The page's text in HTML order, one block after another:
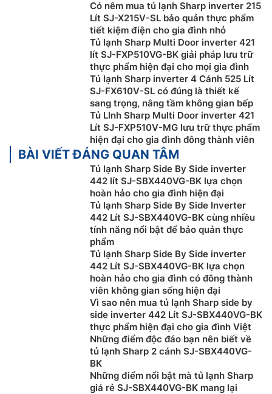
Làm lạnh nhanh Extra Cool
Ngăn làm lạnh nhanh Extra Cool là một loại ngăn riêng
trong tủ lạnh, dùng để bảo quản thực phẩm, trái cây,
đồ uống cần làm lạnh sâu. Khi người dùng kích hoạt
chế độ cực lạnh, nhiệt độ trong ngăn sẽ giảm nhanh
xuống còn khoảng 2 độ C giúp trái cây và đồ uống có
thể bị đóng băng nhẹ trên bề mặt trong thời gian
ngắn. Điều này thích hợp với các gia đình thường
xuyên tiếp khách hoặc những người dùng thích giải
nhiệt bằng các loại trái cây và nước uống mát lạnh.
Có nêm mua tủ lạnh Sharp inverter 215
Lít SJ-X215V-SL bảo quản thực phẩm
tiết kiệm điện cho gia đình nhỏ
Tủ lạnh Sharp Multi Door inverter 421
lít SJ-FXP510VG-BK giải pháp lưu trữ
thực phẩm hiện đại cho mọi gia đình
Tủ lạnh Sharp inverter 4 Cánh 525 Lít
SJ-FX610V-SL có đúng là thiết kế
sang trọng, nâng tầm không gian bếp
Tủ Llnh Sharp Multi Door inverter 421
Lít SJ-FXP510V-MG lưu trữ thực phẩm
hiện đại cho gia đình đông thành viên
BÀI VIẾT ĐÁNG QUAN TÂM
Tủ lạnh Sharp Side By Side inverter
442 lít SJ-SBX440VG-BK lựa chọn
hoàn hảo cho gia đình hiện đại
Tủ lạnh Sharp Side By Side Inverter
442 Lít SJ-SBX440VG-BK cùng nhiều
tính năng nổi bật để bảo quản thực
phẩm
Tủ lạnh Sharp Side By Side inverter
442 Lít SJ-SBX440VG-BK lựa chọn
hoàn hảo cho gia đình có đông thành
viên không gian sống hiện đại
Vì sao nên mua tủ lạnh Sharp side by
side inverter 442 Lít SJ-SBX440VG-BK
thực phẩm hiện đại cho gia đình Việt
Những điểm độc đáo bạn nên biết về
tủ lạnh Sharp 2 cánh SJ-SBX440VG-
BK
Những điểm nổi bật mà tủ lạnh Sharp
giá rẻ SJ-SBX440VG-BK mang lại